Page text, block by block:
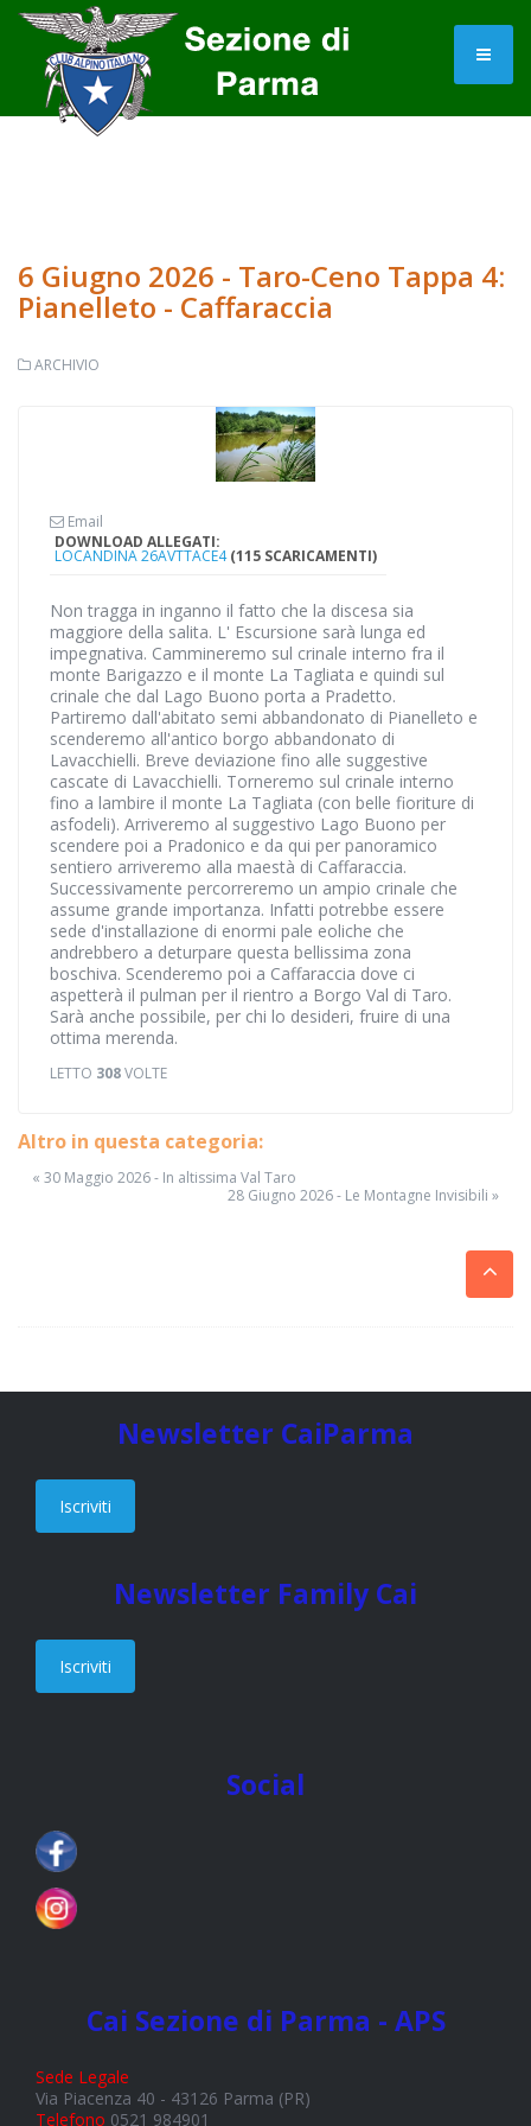
6 Giugno 2026 - Taro-Ceno Tappa 4:
Pianelleto - Caffaraccia
ARCHIVIO
Email
DOWNLOAD ALLEGATI:
LOCANDINA 26AVTTACE4 (115 SCARICAMENTI)
Non tragga in inganno il fatto che la discesa sia
maggiore della salita. L' Escursione sarà lunga ed
impegnativa. Cammineremo sul crinale interno fra il
monte Barigazzo e il monte La Tagliata e quindi sul
crinale che dal Lago Buono porta a Pradetto.
Partiremo dall'abitato semi abbandonato di Pianelleto e
scenderemo all'antico borgo abbandonato di
Lavacchielli. Breve deviazione fino alle suggestive
cascate di Lavacchielli. Torneremo sul crinale interno
fino a lambire il monte La Tagliata (con belle fioriture di
asfodeli). Arriveremo al suggestivo Lago Buono per
scendere poi a Pradonico e da qui per panoramico
sentiero arriveremo alla maestà di Caffaraccia.
Successivamente percorreremo un ampio crinale che
assume grande importanza. Infatti potrebbe essere
sede d'installazione di enormi pale eoliche che
andrebbero a deturpare questa bellissima zona
boschiva. Scenderemo poi a Caffaraccia dove ci
aspetterà il pulman per il rientro a Borgo Val di Taro.
Sarà anche possibile, per chi lo desideri, fruire di una
ottima merenda.
LETTO 308VOLTE
Altro in questa categoria:
« 30 Maggio 2026 - In altissima Val Taro
28 Giugno 2026 - Le Montagne Invisibili »
Newsletter CaiParma
Iscriviti
Newsletter Family Cai
Iscriviti
Social
Cai Sezione di Parma - APS
Sede Legale
Via Piacenza 40 - 43126 Parma (PR)
Telefono 0521 984901